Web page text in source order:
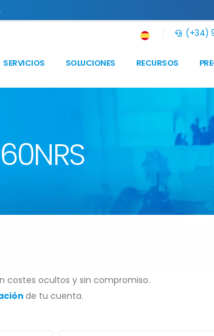
(+34)
SERVICIOS SOLUCIONES RECURSOS
costes ocultos y sin compromiso.
de tu cuenta.